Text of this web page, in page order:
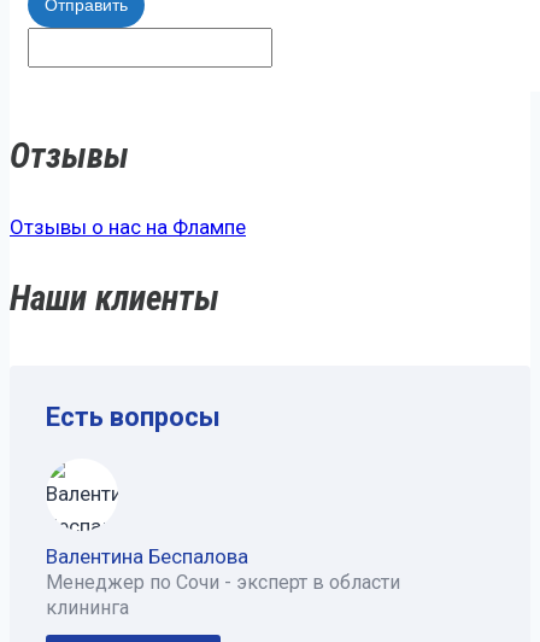
Отправить
Отзывы
Отзывы о нас на Флампе
Наши клиенты
Есть вопросы
Валентина Беспалова
Менеджер по Сочи - эксперт в области
клининга